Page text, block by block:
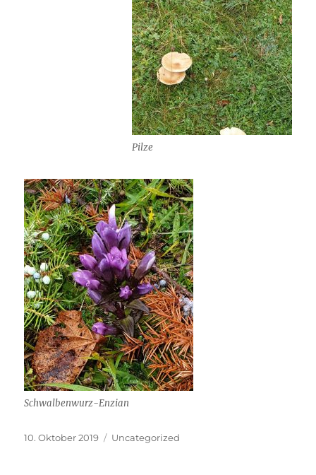
Pilze
Schwalbenwurz-Enzian
Veröffentlicht
10. Oktober 2019 Kategorien
Uncategorized